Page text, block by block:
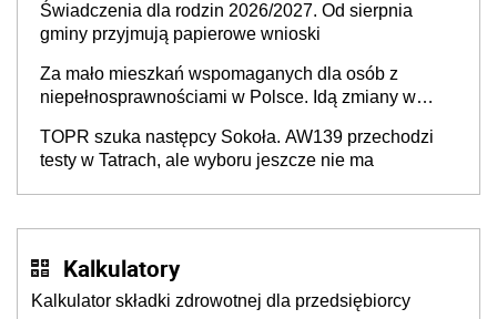
Świadczenia dla rodzin 2026/2027. Od sierpnia
gminy przyjmują papierowe wnioski
Za mało mieszkań wspomaganych dla osób z
niepełnosprawnościami w Polsce. Idą zmiany w
TOPR szuka następcy Sokoła. AW139 przechodzi
testy w Tatrach, ale wyboru jeszcze nie ma
Kalkulatory
Kalkulator składki zdrowotnej dla przedsiębiorcy